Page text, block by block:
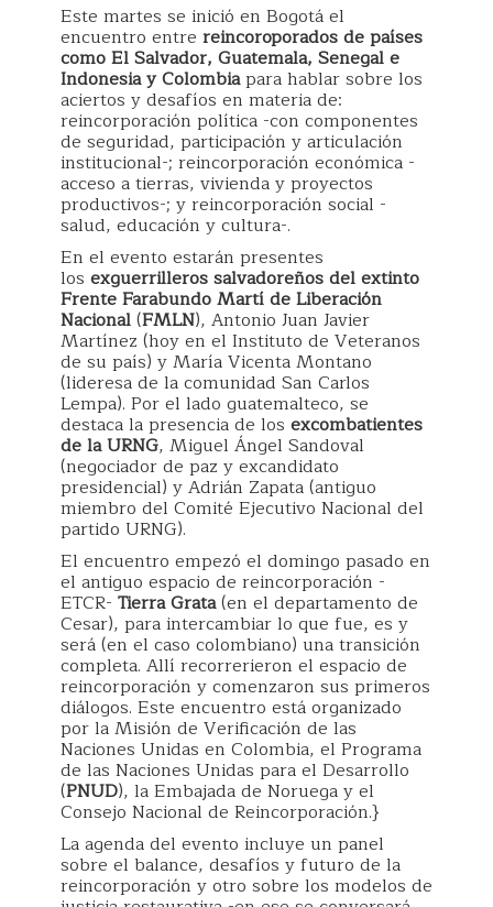
Este martes se inició en Bogotá el
encuentro entre reincoroporados de países
como El Salvador, Guatemala, Senegal e
Indonesia y Colombiapara hablar sobre los
aciertos y desafíos en materia de:
reincorporación política -con componentes
de seguridad, participación y articulación
institucional-; reincorporación económica -
acceso a tierras, vivienda y proyectos
productivos-; y reincorporación social -
salud, educación y cultura-.
En el evento estarán presentes
los exguerrilleros salvadoreños del extinto
Frente Farabundo Martí de Liberación
Nacional(FMLN), Antonio Juan Javier
Martínez (hoy en el Instituto de Veteranos
de su país) y María Vicenta Montano
(lideresa de la comunidad San Carlos
Lempa). Por el lado guatemalteco, se
destaca la presencia de los excombatientes
de la URNG, Miguel Ángel Sandoval
(negociador de paz y excandidato
presidencial) y Adrián Zapata (antiguo
miembro del Comité Ejecutivo Nacional del
partido URNG).
El encuentro empezó el domingo pasado en
el antiguo espacio de reincorporación -
ETCR- Tierra Grata(en el departamento de
Cesar), para intercambiar lo que fue, es y
será (en el caso colombiano) una transición
completa. Allí recorrerieron el espacio de
reincorporación y comenzaron sus primeros
diálogos. Este encuentro está organizado
por la Misión de Verificación de las
Naciones Unidas en Colombia, el Programa
de las Naciones Unidas para el Desarrollo
(PNUD), la Embajada de Noruega y el
Consejo Nacional de Reincorporación.}
La agenda del evento incluye un panel
sobre el balance, desafíos y futuro de la
reincorporación y otro sobre los modelos de